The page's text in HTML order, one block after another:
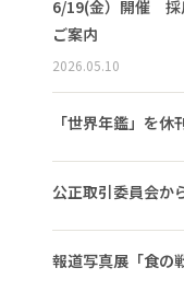
6/19(金）開催 採
ご案内
2026.05.10
「世界年鑑」を休
公正取引委員会か
報道写真展「食の